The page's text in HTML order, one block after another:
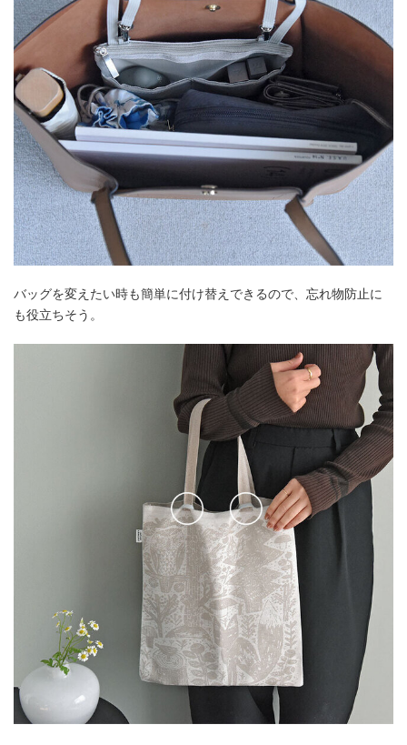
バッグを変えたい時も簡単に付け替えできるので、忘れ物防止に
も役立ちそう。